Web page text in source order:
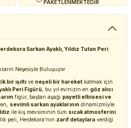
PAKETLENMEKTEDİR
Sarkan Ayaklı, Yıldız Tutan Peri
Neşesiyle Buluşuyor
bir ışıltı ve neşeli bir hareket katmak için
Peri Figürü , bu yıl evinizin en göz alıcı
figür, baştan aşağı payetli elbisesi ve
sevimli sarkan ayaklarının dinamizmiyle
ile kış mevsiminin tüm sıcak atmosferini
peri, Herdekora'nın zarif detaylara verdiği